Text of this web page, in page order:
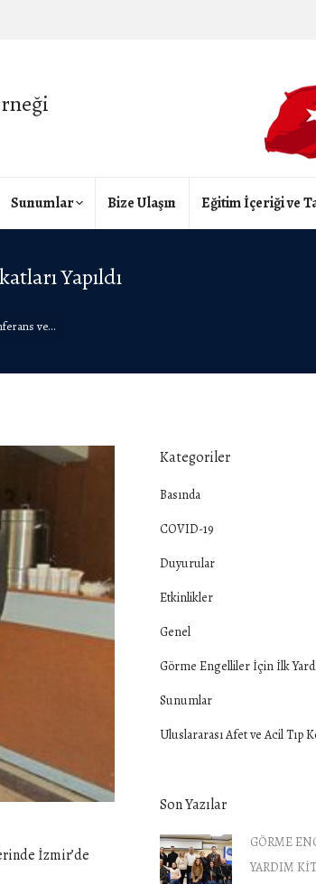
Sunumlar Bize Ulaşın Eğitim İçeriği ve
Yapıldı
ve…
İzmir’de
Kategoriler
Basında
COVID-19
Duyurular
Etkinlikler
Genel
Görme Engelliler İçin İlk
Sunumlar
Uluslararası Afet ve Acil Tıp
Son Yazılar
GÖRME
YARDIM